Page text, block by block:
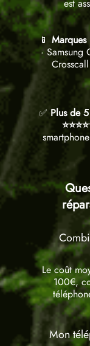
est
📱
· Samsung
✅Plus de
Le coût
100€,
Mon